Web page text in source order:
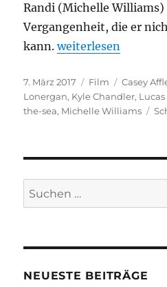
Randi (Michelle Williams)
Vergangenheit, die er
kann.„Manchester-by-
weiterlesen
Veröffentlicht
am
7. März 2017 Kategorien
Film Casey
Lonergan, Kyle Chandler,
the-sea, Michelle Williams
Suchen
nach:
NEUESTE BEITRÄGE